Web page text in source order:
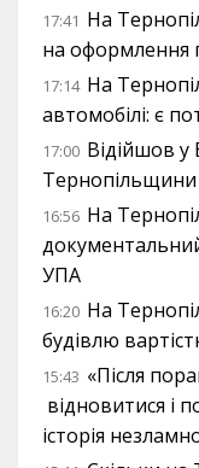
17:41 На
на оформлення
17:14 На
автомобілі: є
17:00 Відійшов у
16:56 На
УПА
16:20 На
будівлю
15:43 «Після
відновитися і
історія